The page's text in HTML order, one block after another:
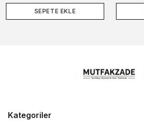
SEPETE EKLE
Kategoriler